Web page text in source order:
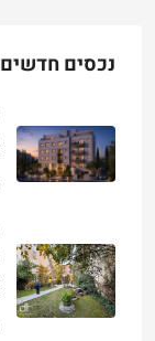
נכסים חדשים